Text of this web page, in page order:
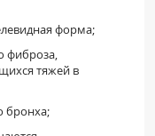
форма;
фиброза,
тяжей в
бронха;